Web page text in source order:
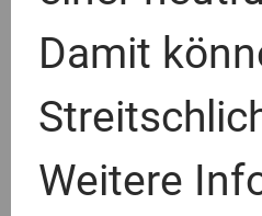
Damit
Weitere